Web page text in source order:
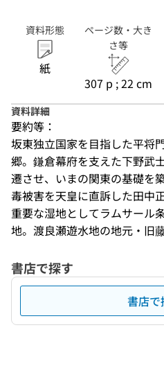
資料形態
紙
ページ数・大き
さ等
307 p ; 22 cm
資料詳細
要約等：
坂東独立国家を目指した平将
郷。鎌倉幕府を支えた下野武
遷させ、いまの関東の基礎を
毒被害を天皇に直訴した田中
重要な湿地としてラムサール
地。渡良瀬遊水地の地元・旧
書店で探す
書店で